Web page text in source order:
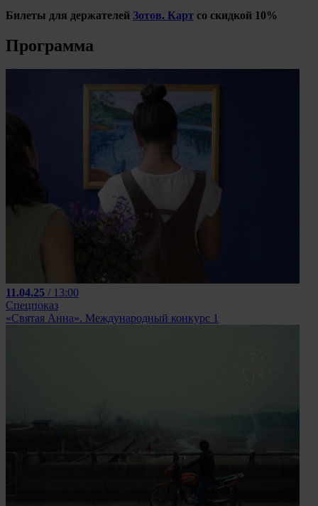
Билеты для держателей Зотов. Карт со скидкой 10%
Программа
11.04.25 / 13:00
Спецпоказ
«Святая Анна». Международный конкурс 1